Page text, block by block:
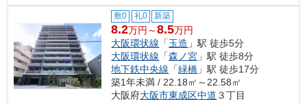
敷0 礼0 新築
8.2万円～8.5万円
大阪環状線 「玉造 」駅 徒歩5分
大阪環状線 「森ノ宮 」駅 徒歩8分
地下鉄中央線 「緑橋 」駅 徒歩17分
築1年未満 / 22.18㎡～22.58㎡
大阪府大阪市東成区中道 ３丁目